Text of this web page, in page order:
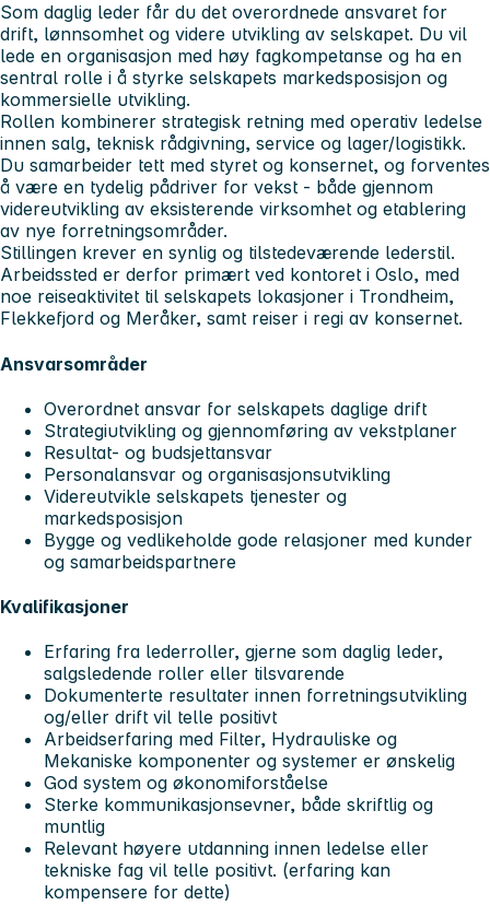
Som daglig leder får du det overordnede ansvaret for
drift, lønnsomhet og videre utvikling av selskapet. Du vil
lede en organisasjon med høy fagkompetanse og ha en
sentral rolle i å styrke selskapets markedsposisjon og
kommersielle utvikling.
Rollen kombinerer strategisk retning med operativ ledelse
innen salg, teknisk rådgivning, service og lager/logistikk.
Du samarbeider tett med styret og konsernet, og forventes
å være en tydelig pådriver for vekst - både gjennom
videreutvikling av eksisterende virksomhet og etablering
av nye forretningsområder.
Stillingen krever en synlig og tilstedeværende lederstil.
Arbeidssted er derfor primært ved kontoret i Oslo, med
noe reiseaktivitet til selskapets lokasjoner i Trondheim,
Flekkefjord og Meråker, samt reiser i regi av konsernet.
Ansvarsområder
Overordnet ansvar for selskapets daglige drift
Strategiutvikling og gjennomføring av vekstplaner
Resultat- og budsjettansvar
Personalansvar og organisasjonsutvikling
Videreutvikle selskapets tjenester og
markedsposisjon
Bygge og vedlikeholde gode relasjoner med kunder
og samarbeidspartnere
Kvalifikasjoner
Erfaring fra lederroller, gjerne som daglig leder,
salgsledende roller eller tilsvarende
Dokumenterte resultater innen forretningsutvikling
og/eller drift vil telle positivt
Arbeidserfaring med Filter, Hydrauliske og
Mekaniske komponenter og systemer er ønskelig
God system og økonomiforståelse
Sterke kommunikasjonsevner, både skriftlig og
muntlig
Relevant høyere utdanning innen ledelse eller
tekniske fag vil telle positivt. (erfaring kan
kompensere for dette)